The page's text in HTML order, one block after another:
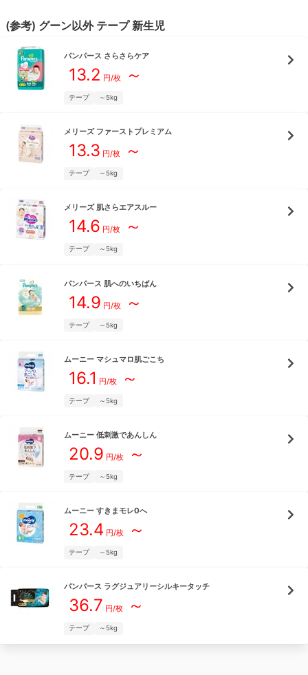
(参考) グーン以外 テープ 新生児
パンパース さらさらケア
13.2 円/枚～
テープ ～5kg
メリーズ ファーストプレミアム
13.3 円/枚～
テープ ～5kg
メリーズ 肌さらエアスルー
14.6 円/枚～
テープ ～5kg
パンパース 肌へのいちばん
14.9 円/枚～
テープ ～5kg
ムーニー マシュマロ肌ごこち
16.1 円/枚～
テープ ～5kg
ムーニー 低刺激であんしん
20.9 円/枚～
テープ ～5kg
ムーニー すきまモレ0へ
23.4 円/枚～
テープ ～5kg
パンパース ラグジュアリーシルキータッチ
36.7 円/枚～
テープ ～5kg